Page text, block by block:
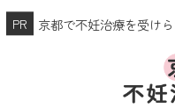
京都で不妊治療を受け